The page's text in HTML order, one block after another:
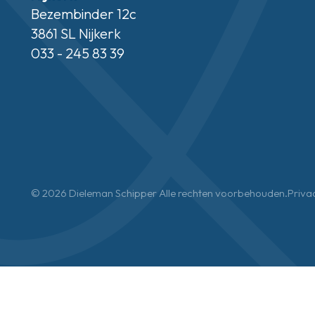
Bezembinder 12c
3861 SL Nijkerk
033 - 245 83 39
© 2026 Dieleman Schipper Alle rechten voorbehouden.